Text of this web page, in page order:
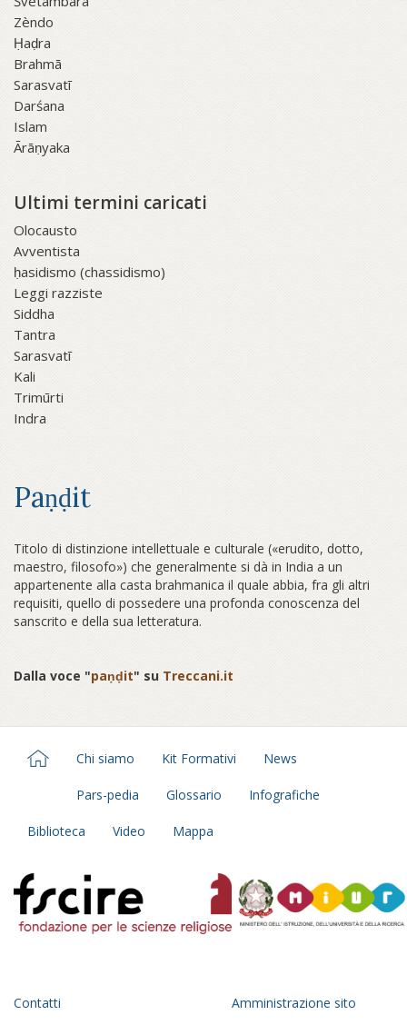
Zèndo
Ḥaḍra
Brahmā
Sarasvatī
Darśana
Islam
Ārāṇyaka
Ultimi termini caricati
Olocausto
Avventista
ḥasidismo (chassidismo)
Leggi razziste
Siddha
Tantra
Sarasvatī
Kali
Trimūrti
Indra
Paṇḍit
Titolo di distinzione intellettuale e culturale («erudito, dotto,
maestro, filosofo») che generalmente si dà in India a un
appartenente alla casta brahmanica il quale abbia, fra gli altri
requisiti, quello di possedere una profonda conoscenza del
sanscrito e della sua letteratura.
Dalla voce "paṇḍit" su Treccani.it
Chi siamo Kit Formativi News
Pars-pedia Glossario Infografiche
Biblioteca Video Mappa
Contatti Amministrazione sito